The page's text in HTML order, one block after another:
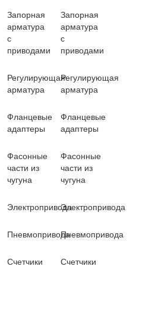
Запорная
арматура
с
приводами
Регулирующая
арматура
Фланцевые
адаптеры
Фасонные
части из
чугуна
Электропривода
Пневмопривода
Счетчики
Запорная
арматура
с
приводами
Регулирующая
арматура
Фланцевые
адаптеры
Фасонные
части из
чугуна
Электропривода
Пневмопривода
Счетчики